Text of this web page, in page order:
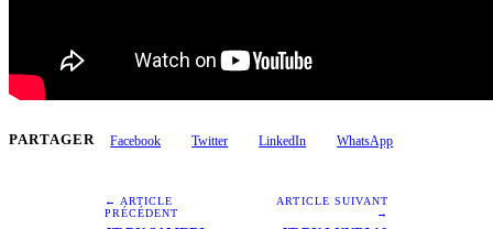
PARTAGER Facebook Twitter LinkedIn WhatsApp
← ARTICLE
PRÉCÉDENT
ARTICLE SUIVANT
→